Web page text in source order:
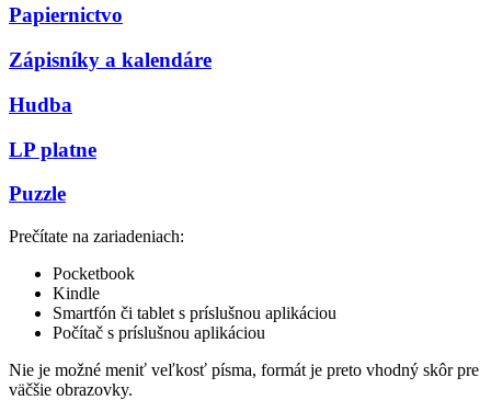
Papiernictvo
Zápisníky a kalendáre
Hudba
LP platne
Puzzle
Prečítate na zariadeniach:
Pocketbook
Kindle
Smartfón či tablet s príslušnou aplikáciou
Počítač s príslušnou aplikáciou
Nie je možné meniť veľkosť písma, formát je preto vhodný skôr pre
väčšie obrazovky.